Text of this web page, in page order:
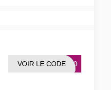
CK10
VOIR LE CODE